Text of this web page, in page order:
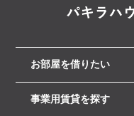
お部屋を借りたい
事業用賃貸を探す